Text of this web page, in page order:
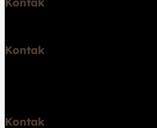
Kontak
Kontak